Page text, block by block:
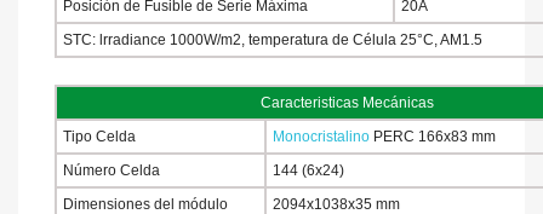
Posición de Fusible de Serie Máxima
20A
STC: lrradiance 1000W/m2, temperatura de Célula 25°C, AM1.5
Caracteristicas Mecánicas
Tipo Celda
Monocristalino PERC 166x83 mm
Número Celda
144 (6x24)
Dimensiones del módulo
2094x1038x35 mm